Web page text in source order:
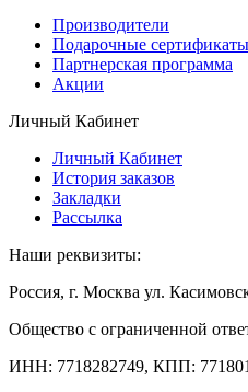
Производители
Подарочные сертификаты
Партнерская программа
Акции
Личный Кабинет
Личный Кабинет
История заказов
Закладки
Рассылка
Наши реквизиты:
Россия, г. Москва ул.
Общество с ограниченной
ИНН: 7718282749, КПП: